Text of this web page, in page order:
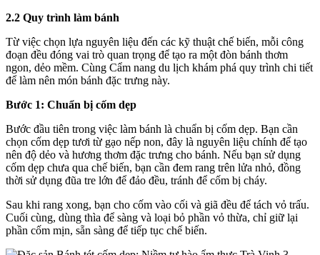
2.2 Quy trình làm bánh
Từ việc chọn lựa nguyên liệu đến các kỹ thuật chế biến, mỗi công
đoạn đều đóng vai trò quan trọng để tạo ra một đòn bánh thơm
ngon, dẻo mềm. Cùng Cẩm nang du lịch khám phá quy trình chi tiết
để làm nên món bánh đặc trưng này.
Bước 1: Chuẩn bị cốm dẹp
Bước đầu tiên trong việc làm bánh là chuẩn bị cốm dẹp. Bạn cần
chọn cốm dẹp tươi từ gạo nếp non, đây là nguyên liệu chính để tạo
nên độ dẻo và hương thơm đặc trưng cho bánh. Nếu bạn sử dụng
cốm dẹp chưa qua chế biến, bạn cần đem rang trên lửa nhỏ, đồng
thời sử dụng đũa tre lớn để đảo đều, tránh để cốm bị cháy.
Sau khi rang xong, bạn cho cốm vào cối và giã đều để tách vỏ trấu.
Cuối cùng, dùng thìa để sàng và loại bỏ phần vỏ thừa, chỉ giữ lại
phần cốm mịn, sẵn sàng để tiếp tục chế biến.